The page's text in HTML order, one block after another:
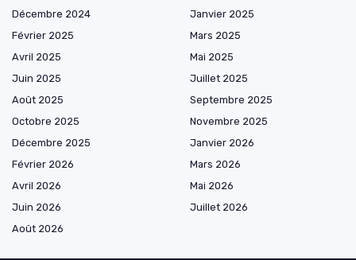
Décembre 2024
Janvier 2025
Février 2025
Mars 2025
Avril 2025
Mai 2025
Juin 2025
Juillet 2025
Août 2025
Septembre 2025
Octobre 2025
Novembre 2025
Décembre 2025
Janvier 2026
Février 2026
Mars 2026
Avril 2026
Mai 2026
Juin 2026
Juillet 2026
Août 2026